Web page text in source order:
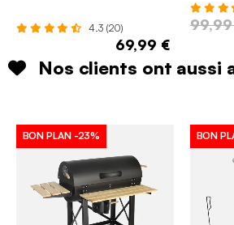
4.3 (20)
69,99 €
Nos clients ont aussi
BON PLAN -23% BON